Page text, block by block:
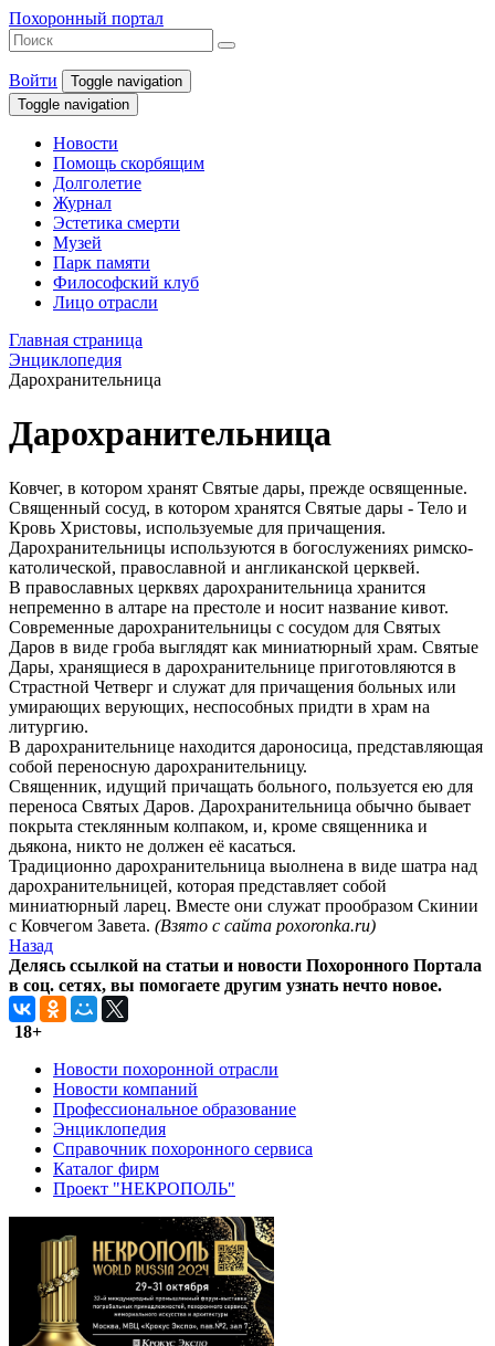
Похоронный портал
Войти
Toggle navigation
Toggle navigation
Новости
Помощь скорбящим
Долголетие
Журнал
Эстетика смерти
Музей
Парк памяти
Философский клуб
Лицо отрасли
Главная страница
Энциклопедия
Дарохранительница
Дарохранительница
Ковчег, в котором хранят Святые дары, прежде освященные.
Священный сосуд, в котором хранятся Святые дары - Тело и
Кровь Христовы, используемые для причащения.
Дарохранительницы используются в богослужениях римско-
католической, православной и англиканской церквей.
В православных церквях дарохранительница хранится
непременно в алтаре на престоле и носит название кивот.
Современные дарохранительницы с сосудом для Святых
Даров в виде гроба выглядят как миниатюрный храм. Святые
Дары, хранящиеся в дарохранительнице приготовляются в
Страстной Четверг и служат для причащения больных или
умирающих верующих, неспособных придти в храм на
литургию.
В дарохранительнице находится дароносица, представляющая
собой переносную дарохранительницу.
Священник, идущий причащать больного, пользуется ею для
переноса Святых Даров. Дарохранительница обычно бывает
покрыта стеклянным колпаком, и, кроме священника и
дьякона, никто не должен её касаться.
Традиционно дарохранительница выолнена в виде шатра над
дарохранительницей, которая представляет собой
миниатюрный ларец. Вместе они служат прообразом Скинии
с Ковчегом Завета. (Взято с сайта poxoronka.ru)
Назад
Делясь ссылкой на статьи и новости Похоронного Портала
в соц. сетях, вы помогаете другим узнать нечто новое.
18+
Новости похоронной отрасли
Новости компаний
Профессиональное образование
Энциклопедия
Справочник похоронного сервиса
Каталог фирм
Проект "НЕКРОПОЛЬ"